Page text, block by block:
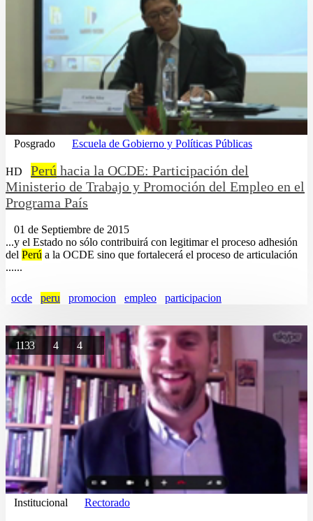
Posgrado Escuela de Gobierno y Políticas Públicas
HD Perú hacia la OCDE: Participación del
Ministerio de Trabajo y Promoción del Empleo en el
Programa País
01 de Septiembre de 2015
...y el Estado no sólo contribuirá con legitimar el proceso adhesión
del Perú a la OCDE sino que fortalecerá el proceso de articulación
......
ocde peru promocion empleo participacion
1133 4 4
Institucional Rectorado